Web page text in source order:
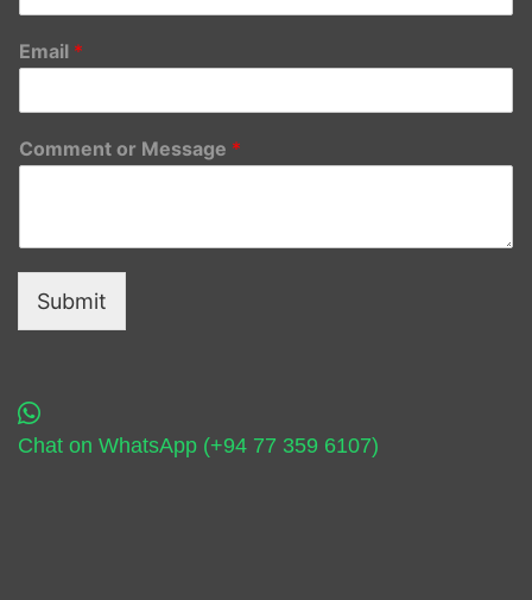
Email *
Comment or Message *
Submit
Chat on WhatsApp (+94 77 359 6107)